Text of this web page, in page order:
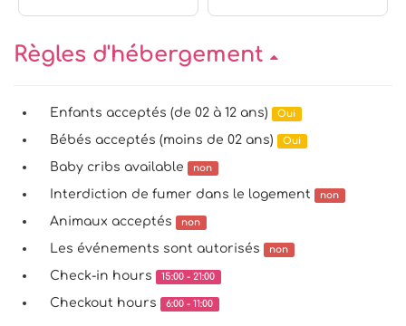
Règles d'hébergement
Enfants acceptés (de 02 à 12 ans) Oui
Bébés acceptés (moins de 02 ans) Oui
Baby cribs available non
Interdiction de fumer dans le logement non
Animaux acceptés non
Les événements sont autorisés non
Check-in hours 15:00 - 21:00
Checkout hours 6:00 - 11:00